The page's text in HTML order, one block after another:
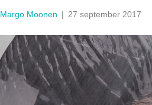
Margo Moonen | 27 september 2017